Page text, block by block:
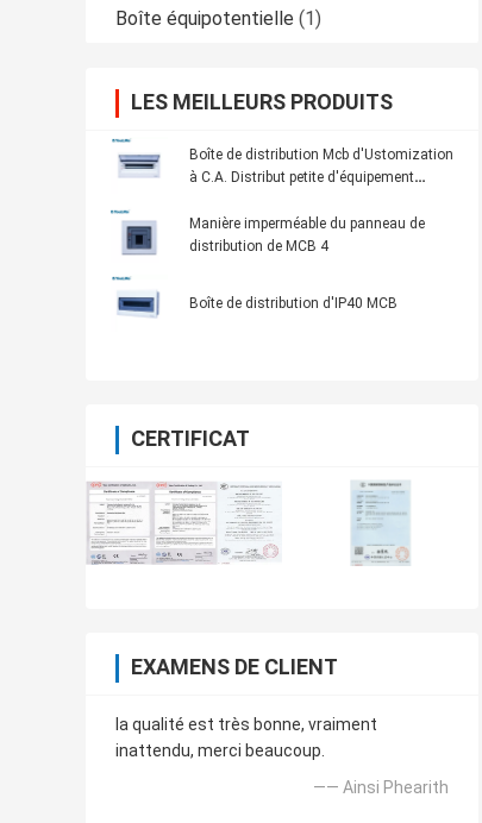
Boîte équipotentielle (1)
LES MEILLEURS PRODUITS
Boîte de distribution Mcb d'Ustomization
à C.A. Distribut petite d'équipement
Manière imperméable du panneau de
distribution de MCB 4
Boîte de distribution d'IP40 MCB
CERTIFICAT
EXAMENS DE CLIENT
la qualité est très bonne, vraiment
inattendu, merci beaucoup.
—— Ainsi Phearith